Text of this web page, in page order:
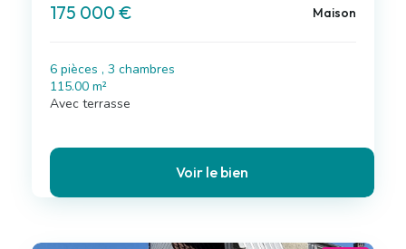
175 000 € Maison
6 pièces , 3 chambres
115.00 m²
Avec terrasse
Voir le bien